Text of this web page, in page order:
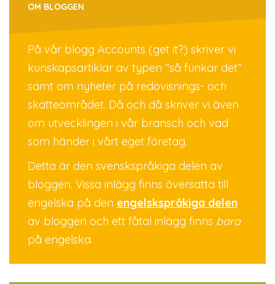
OM BLOGGEN
På vår blogg Accounts (get it?) skriver vi
kunskapsartiklar av typen ”så funkar det”
samt om nyheter på redovisnings- och
skatteområdet. Då och då skriver vi även
om utvecklingen i vår bransch och vad
som händer i vårt eget företag.
Detta är den svenskspråkiga delen av
bloggen. Vissa inlägg finns översatta till
engelska på den engelskspråkiga delen
av bloggen och ett fåtal inlägg finns bara
på engelska.